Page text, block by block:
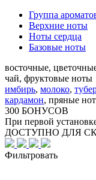
Группа
Верхние ноты
Ноты сердца
Базовые ноты
восточные,
чай, фруктовые ноты
имбирь, молоко,
кардамон, пряные
300 БОНУСОВ
При первой
ДОСТУПНО ДЛЯ
Фильтровать